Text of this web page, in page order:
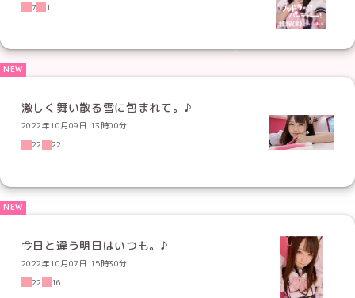
7
1
激しく舞い散る雪に包まれて。♪
2022年10月09日 13時00分
22
22
今日と違う明日はいつも。♪
2022年10月07日 15時30分
22
16